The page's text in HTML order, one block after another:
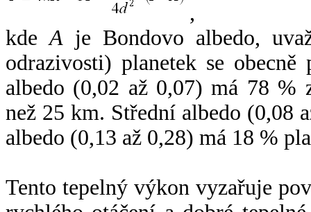
,
kdeA je Bondovo albedo,
odrazivosti) planetek se
albedo (0,02 až 0,07) má 78 %
než 25 km. Střední albedo (0,08
albedo (0,13 až 0,28) má 18 %
Tento tepelný výkon vyzařuje